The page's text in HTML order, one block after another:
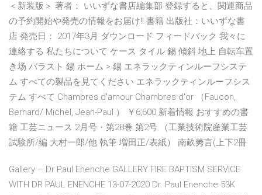
＜新装版＞ 著者： いいずな書店編集部 登録すると、関連商品
の予約開始や発売の情報をお届け!! 書籍 出版社：いいずな書
店 発売日： 2017年3月 ダウンロード フィードバック 我々に
連絡する 私たちについて ケース タイル 錫 傾斜 地上 自転车置
き场 バラスト 錫 ホーム > 錫 エネラックティンルーフシステ
ム すべての製品を見てください エネラックティンルーフシス
テム すべて Chambres d'amour Chambres d'or （Faucon,
Bernard/ Michel, Jean-Paul ） ￥6,600 新着情報 おすすめの書
籍 工芸ニュース 2月号・第28巻 第2号 （工業技術院産業工芸
試験所/編 大村一郎/他 執筆 増田正/表紙） 南畝莠言(上下2冊
Gallery – Dr Paul Enenche GALLERY FIRE BAPTISM SERVICE
WITH DR PAUL ENENCHE 13-07-2020 Dr. Paul Enenche 53K